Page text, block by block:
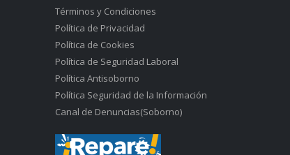
Términos y Condiciones
Política de Privacidad
Política de Cookies
Política de Seguridad Laboral
Política Antisoborno
Política Seguridad de la Información
Canal de Denuncias(Soborno)